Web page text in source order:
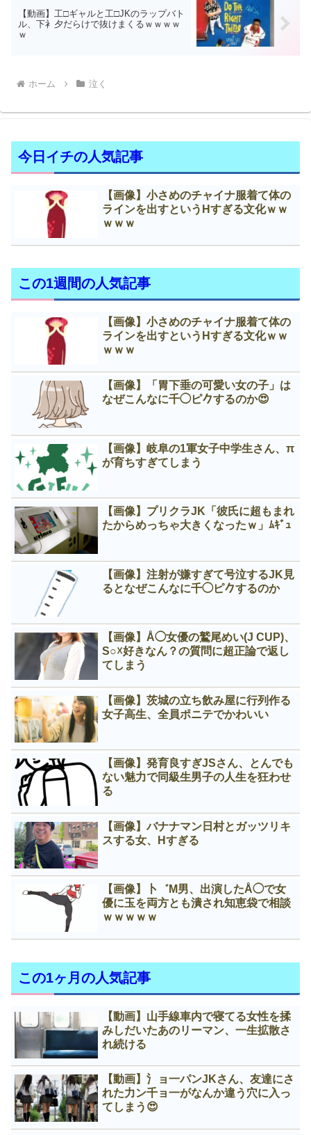
【動画】工□ギャルと工□JKのラップバト
ル、下衤夕だらけで抜けまくるｗｗｗｗ
ｗ
ホーム 泣く
今日イチの人気記事
【画像】小さめのチャイナ服着て体の
ラインを出すというНすぎる文化ｗｗ
ｗｗｗ
この1週間の人気記事
【画像】小さめのチャイナ服着て体の
ラインを出すというНすぎる文化ｗｗ
ｗｗｗ
【画像】「胃下垂の可愛い女の子」は
なぜこんなに千◯ピ𠂊するのか😍
【画像】岐阜の1軍女子中学生さん、π
が育ちすぎてしまう
【画像】プリクラJK「彼氏に超もまれ
たからめっちゃ大きくなったｗ」ﾑｷﾞｭ
【画像】注射が嫌すぎて号泣するJK見
るとなぜこんなに千◯ピ𠂊するのか
【画像】Å◯女優の鷲尾めい(J CUP)、
S○☓好きなん？の質問に超正論で返し
てしまう
【画像】茨城の立ち飲み屋に行列作る
女子高生、全員ポニテでかわいい
【画像】発育良すぎJSさん、とんでも
ない魅力で同級生男子の人生を狂わせ
る
【画像】バナナマン日村とガッツリキ
スする女、Нすぎる
【画像】卜゛M男、出演したÅ◯で女
優に玉を両方とも潰され知恵袋で相談
ｗｗｗｗｗ
この1ヶ月の人気記事
【動画】山手線車内で寝てる女性を揉
みしだいたあのリーマン、一生拡散さ
れ続ける
【動画】氵ョ一パンJKさん、友達にさ
れた力ン千ョ一がなんか違う穴に入っ
てしまう😍